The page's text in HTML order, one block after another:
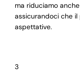
ma riduciamo
assicurandoci che
aspettative.
3